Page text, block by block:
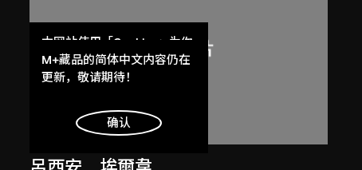
本网站使用「Cookies」为你
提供最好的网站体验。
了解更多
明白
M+藏品的简体中文内容仍在
更新，敬请期待！
确认